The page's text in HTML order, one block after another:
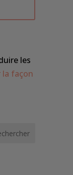
les
la façon